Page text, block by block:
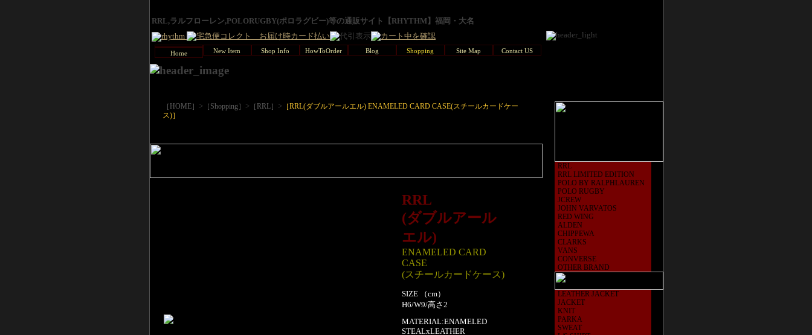
RRL,ラルフローレン,POLORUGBY(ポロラグビー)等の通販サイト【RHYTHM】福岡・大名
Home New Item Shop Info HowToOrder Blog Shopping Site Map Contact US
［HOME］ > ［Shopping］ > ［RRL］ > ［RRL(ダブルアールエル) ENAMELED CARD CASE(スチールカードケー
ス)］
RRL
(ダブルアール
エル)
ENAMELED CARD
CASE
(スチールカードケース)
SIZE （cm）
H6/W9/高さ2
MATERIAL:ENAMELED
STEALxLEATHER
RRL
RRL LIMITED EDITION
POLO BY RALPHLAUREN
POLO RUGBY
JCREW
JOHN VARVATOS
RED WING
ALDEN
CHIPPEWA
CLARKS
VANS
CONVERSE
OTHER BRAND
LEATHER JACKET
JACKET
KNIT
PARKA
SWEAT